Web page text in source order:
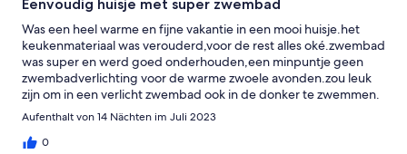
Eenvoudig huisje met super zwembad
Was een heel warme en fijne vakantie in een mooi huisje.het
keukenmateriaal was verouderd,voor de rest alles oké.zwembad
was super en werd goed onderhouden,een minpuntje geen
zwembadverlichting voor de warme zwoele avonden.zou leuk
zijn om in een verlicht zwembad ook in de donker te zwemmen.
Aufenthalt von 14 Nächten im Juli 2023
0